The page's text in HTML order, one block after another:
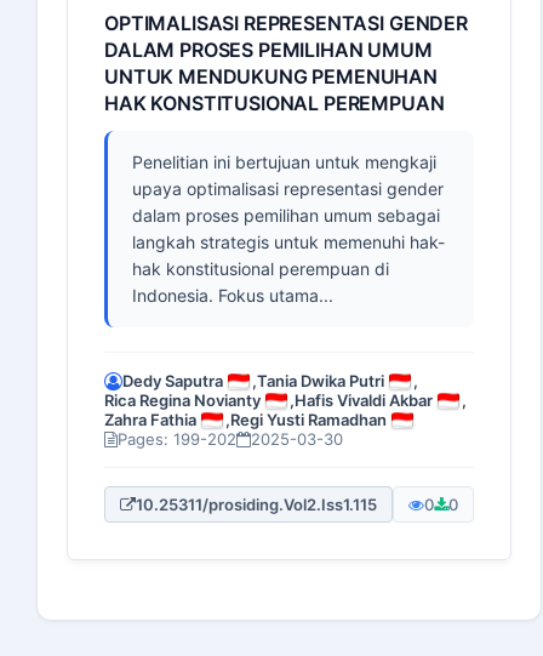
OPTIMALISASI REPRESENTASI GENDER
DALAM PROSES PEMILIHAN UMUM
UNTUK MENDUKUNG PEMENUHAN
HAK KONSTITUSIONAL PEREMPUAN
Penelitian ini bertujuan untuk mengkaji
upaya optimalisasi representasi gender
dalam proses pemilihan umum sebagai
langkah strategis untuk memenuhi hak-
hak konstitusional perempuan di
Indonesia. Fokus utama...
Dedy Saputra ,Tania Dwika Putri
,
Rica Regina Novianty
,Hafis Vivaldi Akbar
,
Zahra Fathia
,Regi Yusti Ramadhan
Pages: 199-202
2025-03-30
10.25311/prosiding.Vol2.Iss1.115 0 0